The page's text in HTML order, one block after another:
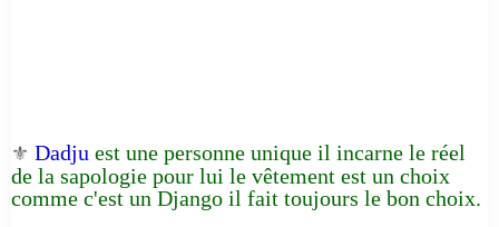
⚜️ Dadju est une personne unique il incarne le réel
de la sapologie pour lui le vêtement est un choix
comme c'est un Django il fait toujours le bon choix.